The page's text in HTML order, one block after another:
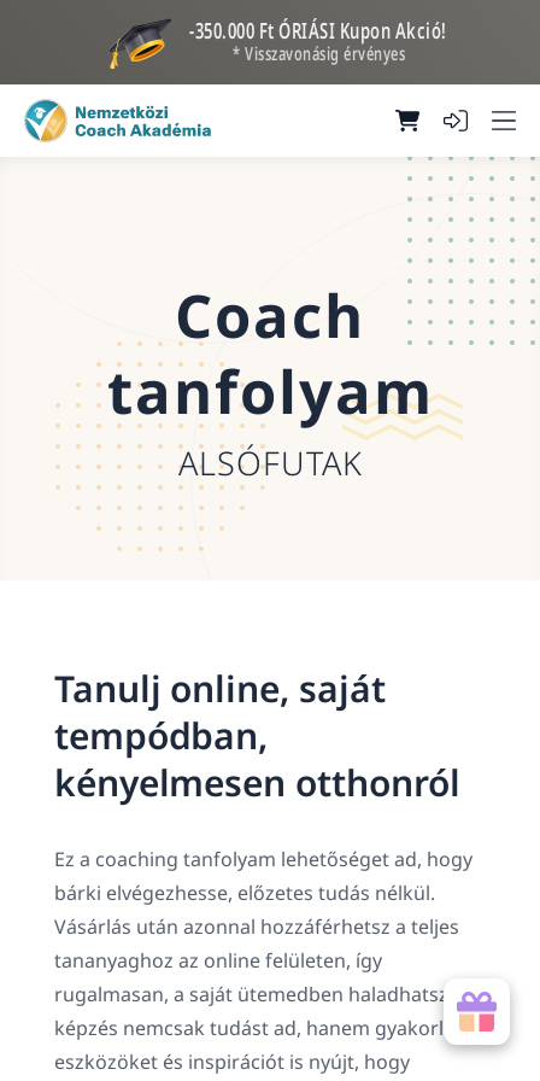
-350.000 Ft ÓRIÁSI Kupon Akció!
* Visszavonásig érvényes
Coach
tanfolyam
ALSÓFUTAK
Tanulj online, saját
tempódban,
kényelmesen otthonról
Ez a coaching tanfolyam lehetőséget ad, hogy
bárki elvégezhesse, előzetes tudás nélkül.
Vásárlás után azonnal hozzáférhetsz a teljes
tananyaghoz az online felületen, így
rugalmasan, a saját ütemedben haladhatsz. A
képzés nemcsak tudást ad, hanem gyakorlati
eszközöket és inspirációt is nyújt, hogy